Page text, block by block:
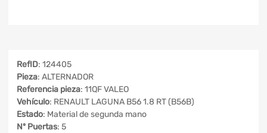
RefID: 124405
Pieza: ALTERNADOR
Referencia pieza: 11QF VALEO
Vehículo: RENAULT LAGUNA B56 1.8 RT (B56B)
Estado: Material de segunda mano
Nº Puertas: 5